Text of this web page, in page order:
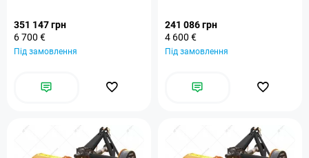
351 147 грн
6 700 €
Під замовлення
241 086 грн
4 600 €
Під замовлення